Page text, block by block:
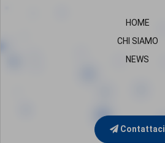
HOME
CHI SIAMO
NEWS
Contattaci